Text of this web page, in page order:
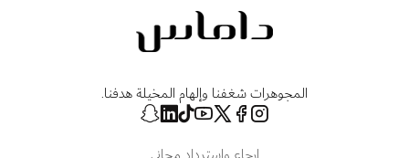
المجوهرات شغفنا وإلهام المخيلة هدفنا.